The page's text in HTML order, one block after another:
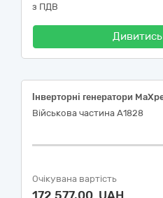
з ПДВ
Дивитись
Військова частина А1828
Очікувана вартість
172 577,00 UAH